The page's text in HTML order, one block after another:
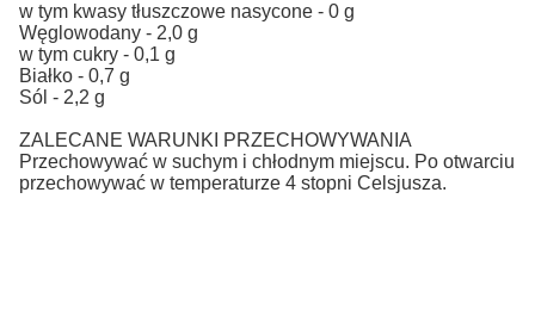
w tym kwasy tłuszczowe nasycone - 0 g
Węglowodany - 2,0 g
w tym cukry - 0,1 g
Białko - 0,7 g
Sól - 2,2 g
ZALECANE WARUNKI PRZECHOWYWANIA
Przechowywać w suchym i chłodnym miejscu. Po otwarciu
przechowywać w temperaturze 4 stopni Celsjusza.